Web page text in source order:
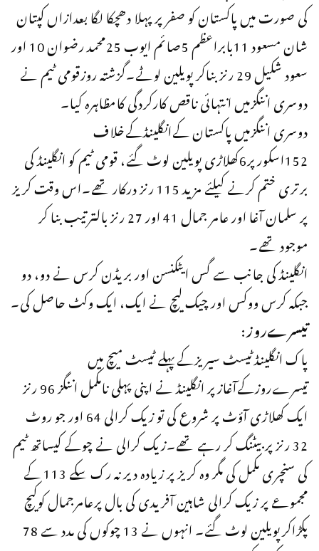
کی صورت میں پاکستان کو صفر پر پہلا دھچکا لگا بعدازاں کپتان
شان مسعود 11بابراعظم 5صائم ایوب 25محمد رضوان 10 اور
سعود شکیل 29 رنز بناکر پویلین لوٹے۔گزشتہ روزقومی ٹیم نے
دوسری اننگزمیں انتہائی ناقص کارکردگی کامظاہرہ کیا۔
دوسری اننگزمیں پاکستان کےانگلینڈکےخلاف
152اسکورپر6کھلاڑی پویلین لوٹ گئے، قومی ٹیم کو انگلینڈ کی
برتری ختم کرنے کیلئے مزید 115 رنز درکار تھے۔اس وقت کریز
پر سلمان آغا اور عامر جمال 41 اور 27 رنز بالترتیب بنا کر
موجود تھے۔
انگلینڈ کی جانب سے گس ایٹکنسن اور بریڈن کرس نے دو، دو
جبکہ کرس ووکس اور چیک لیچ نے ایک، ایک وکٹ حاصل کی۔
تیسرےروز:
پاک انگلینڈٹیسٹ سیریزکےپہلے ٹیسٹ میچ میں
تیسرےروزکےآغازپر انگلینڈ نے اپنی پہلی نامکمل اننگز 96 رنز
ایک کھلاڑی آؤٹ پر شروع کی تو زیک کرالی 64 اور جو روٹ
32 رنز پر بیٹنگ کر رہے تھے۔زیک کرالی نے چوکے کیساتھ ٹیم
کی سنچری مکمل کی مگر وہ کریز پر زیادہ دیر نہ رک سکے 113 کے
مجموعے پر زیک کرالی شاہین آفریدی کی بال پرعامرجمال کوکیچ
پکڑاکرپویلین لوٹ گئے۔ انہوں نے 13 چوکوں کی مدد سے 78